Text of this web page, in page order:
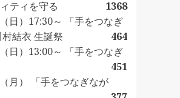
ティを守る
1368
日）17:30～ 「手をつなぎ
結衣 生誕祭
464
日）13:00～ 「手をつなぎ
451
月） 「手をつなぎなが